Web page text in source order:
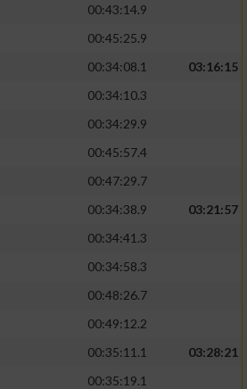
00:43:14.9
00:45:25.9
00:34:08.1
03:16:15
00:34:10.3
00:34:29.9
00:45:57.4
00:47:29.7
00:34:38.9
03:21:57
00:34:41.3
00:34:58.3
00:48:26.7
00:49:12.2
00:35:11.1
03:28:21
00:35:19.1